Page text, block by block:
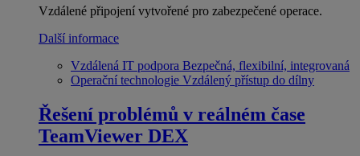
Vzdálené připojení vytvořené pro zabezpečené operace.
Další informace
Vzdálená IT podpora Bezpečná, flexibilní, integrovaná
Operační technologie Vzdálený přístup do dílny
Řešení problémů v reálném čase
TeamViewer DEX